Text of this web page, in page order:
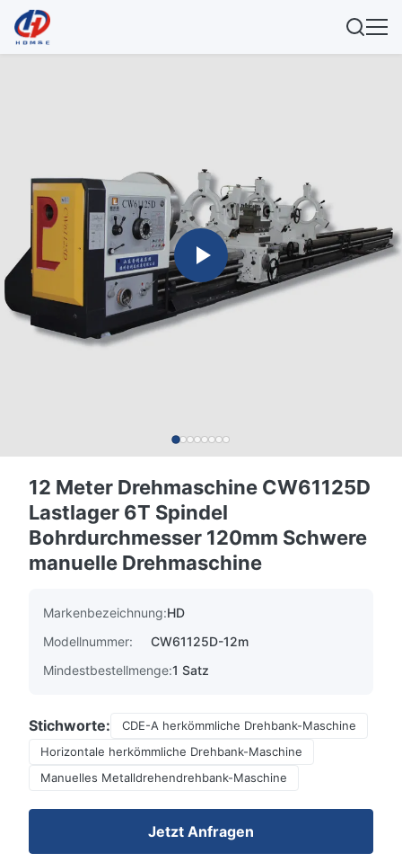
12 Meter Drehmaschine CW61125D
Lastlager 6T Spindel
Bohrdurchmesser 120mm Schwere
manuelle Drehmaschine
Markenbezeichnung:HD
Modellnummer:
CW61125D-12m
Mindestbestellmenge:1 Satz
Stichworte:
CDE-A herkömmliche Drehbank-Maschine
Horizontale herkömmliche Drehbank-Maschine
Manuelles Metalldrehendrehbank-Maschine
Jetzt Anfragen